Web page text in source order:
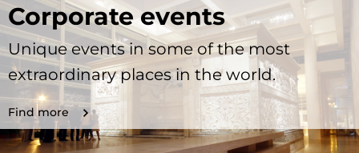
Corporate events
Unique events in some of the most
extraordinary places in the world.
Find more